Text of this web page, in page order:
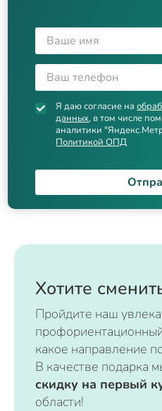
Я даю согласие на
данных, в том числе
аналитики
Политикой ОПД
Хотите
Пройдите наш
какое направление
В качестве подарка
скидку на первый
области!